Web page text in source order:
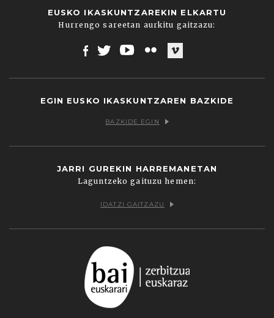
EUSKO IKASKUNTZAREKIN ELKARTU
Hurrengo sareetan aurkitu gaitzazu:
EGIN EUSKO IKASKUNTZAREN BAZKIDE
BAZKIDE EGIN
JARRI GUREKIN HARREMANETAN
Laguntzeko gaituzu hemen:
IDATZI GAITZAZU